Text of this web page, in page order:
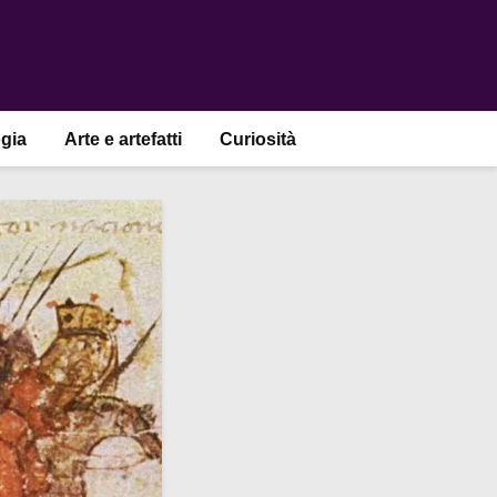
Arte e artefatti Curiosità